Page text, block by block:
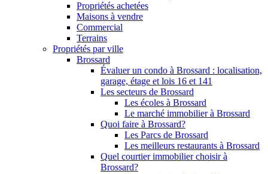
Propriétés achetées
Maisons à vendre
Commercial
Terrains
Propriétés par ville
Brossard
Évaluer un condo à Brossard : localisation,
garage, étage et lois 16 et 141
Les secteurs de Brossard
Les écoles à Brossard
Le marché immobilier à Brossard
Quoi faire à Brossard?
Les Parcs de Brossard
Les meilleurs restaurants à Brossard
Quel courtier immobilier choisir à
Brossard?